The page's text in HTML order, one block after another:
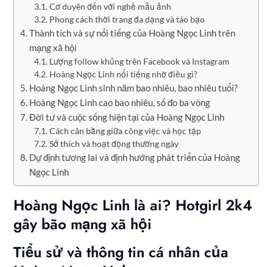
Cơ duyên đến với nghề mẫu ảnh
Phong cách thời trang đa dạng và táo bạo
Thành tích và sự nổi tiếng của Hoàng Ngọc Linh trên
mạng xã hội
Lượng follow khủng trên Facebook và Instagram
Hoàng Ngọc Linh nổi tiếng nhờ điều gì?
Hoàng Ngọc Linh sinh năm bao nhiêu, bao nhiêu tuổi?
Hoàng Ngọc Linh cao bao nhiêu, số đo ba vòng
Đời tư và cuộc sống hiện tại của Hoàng Ngọc Linh
Cách cân bằng giữa công việc và học tập
Sở thích và hoạt động thường ngày
Dự định tương lai và định hướng phát triển của Hoàng
Ngọc Linh
Hoàng Ngọc Linh là ai? Hotgirl 2k4
gây bão mạng xã hội
Tiểu sử và thông tin cá nhân của